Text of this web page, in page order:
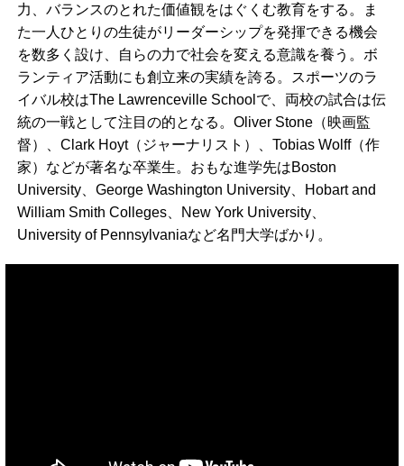
力、バランスのとれた価値観をはぐくむ教育をする。ま
た一人ひとりの生徒がリーダーシップを発揮できる機会
を数多く設け、自らの力で社会を変える意識を養う。ボ
ランティア活動にも創立来の実績を誇る。スポーツのラ
イバル校はThe Lawrenceville Schoolで、両校の試合は伝
統の一戦として注目の的となる。Oliver Stone（映画監
督）、Clark Hoyt（ジャーナリスト）、Tobias Wolff（作
家）などが著名な卒業生。おもな進学先はBoston
University、George Washington University、Hobart and
William Smith Colleges、New York University、
University of Pennsylvaniaなど名門大学ばかり。